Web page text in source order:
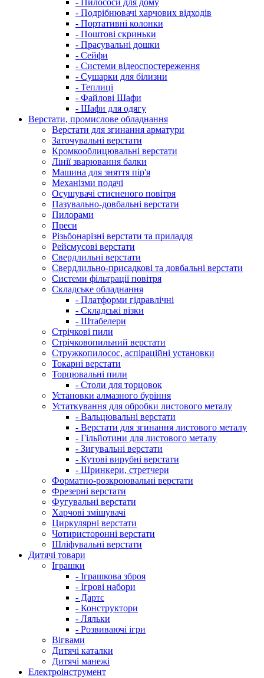
- Пилососи для дому
- Подрібнювачі харчових відходів
- Портативні колонки
- Поштові скриньки
- Прасувальні дошки
- Сейфи
- Системи відеоспостереження
- Сушарки для білизни
- Теплиці
- Файлові Шафи
- Шафи для одягу
Верстати, промислове обладнання
Верстати для згинання арматури
Заточувальні верстати
Кромкооблицювальні верстати
Лінії зварювання балки
Машина для зняття пір'я
Механізми подачі
Осушувачі стисненого повітря
Пазувально-довбальні верстати
Пилорами
Преси
Різьбонарізні верстати та приладдя
Рейсмусові верстати
Свердлильні верстати
Свердлильно-присадкові та довбальні верстати
Системи фільтрації повітря
Складське обладнання
- Платформи гідравлічні
- Складські візки
- Штабелери
Стрічкові пили
Стрічковопильний верстати
Стружкопилосос, аспіраційні установки
Токарні верстати
Торцювальні пили
- Столи для торцовок
Установки алмазного буріння
Устаткування для обробки листового металу
- Вальцювальні верстати
- Верстати для згинання листового металу
- Гільйотини для листового металу
- Зигувальні верстати
- Кутові вирубні верстати
- Шринкери, стретчери
Форматно-розкроювальні верстати
Фрезерні верстати
Фугувальні верстати
Харчові змішувачі
Циркулярні верстати
Чотиристоронні верстати
Шліфувальні верстати
Дитячі товари
Іграшки
- Іграшкова зброя
- Ігрові набори
- Дартс
- Конструктори
- Ляльки
- Розвиваючі ігри
Вігвами
Дитячі каталки
Дитячі манежі
Електроінструмент